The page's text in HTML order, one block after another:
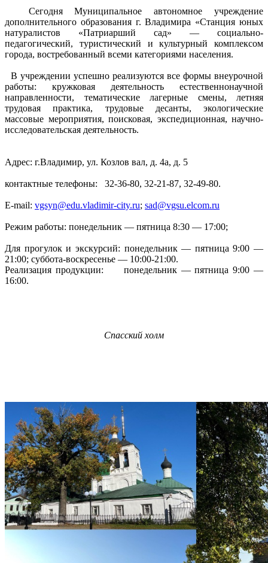
Сегодня Муниципальное автономное учреждение
дополнительного образования г. Владимира «Станция юных
натуралистов «Патриарший сад» — социально-
педагогический, туристический и культурный комплексом
города, востребованный всеми категориями населения.
В учреждении успешно реализуются все формы внеурочной
работы: кружковая деятельность естественнонаучной
направленности, тематические лагерные смены, летняя
трудовая практика, трудовые десанты, экологические
массовые мероприятия, поисковая, экспедиционная, научно-
исследовательская деятельность.
Aдрес: г.Владимир, ул. Козлов вал, д. 4а, д. 5
контактные телефоны: 32-36-80, 32-21-87, 32-49-80.
E-mail: vgsyn@edu.vladimir-city.ru; sad@vgsu.elcom.ru
Режим работы: понедельник — пятница 8:30 — 17:00;
Для прогулок и экскурсий: понедельник — пятница 9:00 —
21:00; суббота-воскресенье — 10:00-21:00.
Реализация продукции: понедельник — пятница 9:00 —
16:00.
Спасский холм